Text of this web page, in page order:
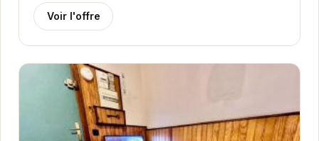
Voir l'offre